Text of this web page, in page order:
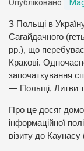
Опубліковано
З Польщі в
Сагайдачного
рр.), що перебуває
Кракові.
започаткування
— Польщі, Литви
Про це досяг
інформаційної
візиту до Каунасу